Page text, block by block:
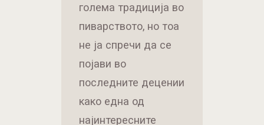
голема традиција во
пиварството, но тоа
не ја спречи да се
појави во
последните децении
како една од
најинтересните